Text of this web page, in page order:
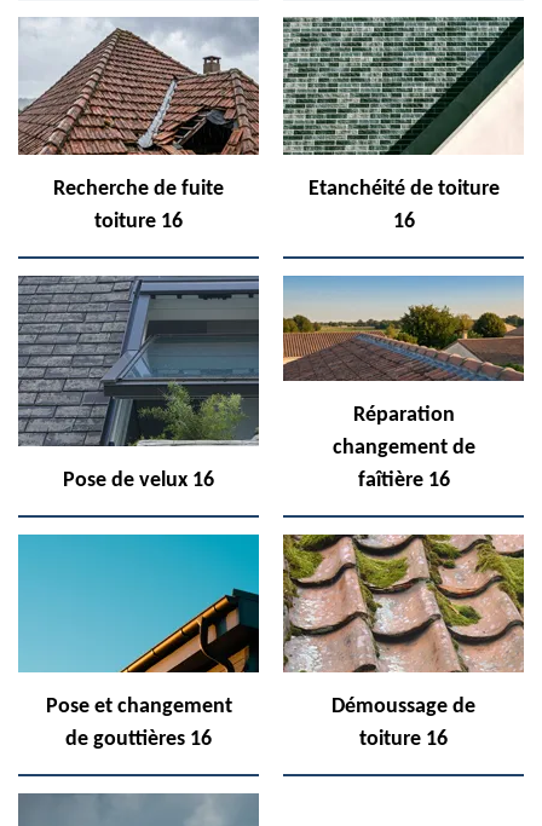
Recherche de fuite
toiture 16
Etanchéité de toiture
16
Pose de velux 16
Réparation
changement de
faîtière 16
Pose et changement
de gouttières 16
Démoussage de
toiture 16